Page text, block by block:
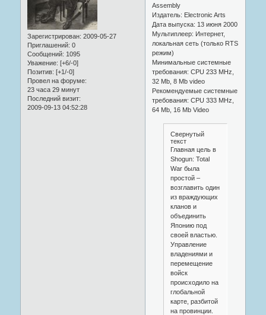
Зарегистрирован: 2009-05-27
Приглашений: 0
Сообщений: 1095
Уважение: [+6/-0]
Позитив: [+1/-0]
Провел на форуме:
23 часа 29 минут
Последний визит:
2009-09-13 04:52:28
Assembly
Издатель: Electronic Arts
Дата выпуска: 13 июня 2000
Мультиплеер: Интернет,
локальная сеть (только RTS
режим)
Минимальные системные
требования: CPU 233 MHz,
32 Mb, 8 Mb video
Рекомендуемые системные
требования: CPU 333 MHz,
64 Mb, 16 Mb Video
Свернутый
текст
Главная цель в
Shogun: Total
War была
простой –
возглавить один
из враждующих
кланов и
объединить
Японию под
своей властью.
Управление
владениями и
перемещение
войск
происходило на
глобальной
карте, разбитой
на провинции.